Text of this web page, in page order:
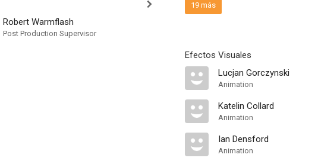
Robert Warmflash
Post Production Supervisor
19 más
Efectos Visuales
Lucjan Gorczynski
Animation
Katelin Collard
Animation
Ian Densford
Animation